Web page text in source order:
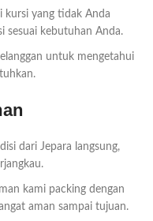
kursi yang tidak Anda
sesuai kebutuhan Anda.
untuk mengetahui
dari Jepara langsung,
kami packing dengan
aman sampai tujuan.